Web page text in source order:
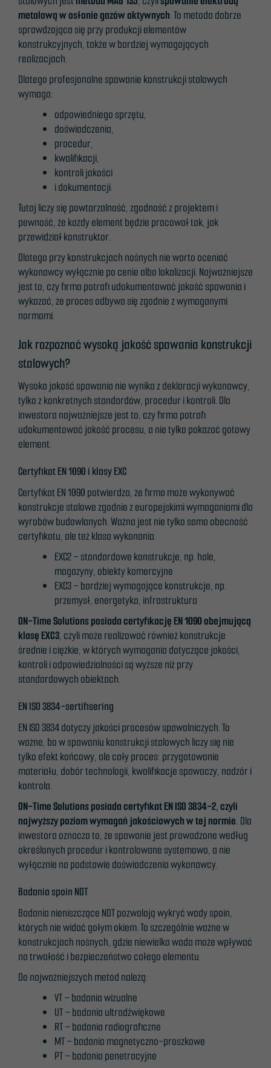
metalową w osłonie gazów aktywnych. To metoda dobrze
sprawdzająca się przy produkcji elementów
konstrukcyjnych, także w bardziej wymagających
realizacjach.
Dlatego profesjonalne spawanie konstrukcji stalowych
wymaga:
odpowiedniego sprzętu,
doświadczenia,
procedur,
kwalifikacji,
kontroli jakości
i dokumentacji.
Tutaj liczy się powtarzalność, zgodność z projektem i
pewność, że każdy element będzie pracował tak, jak
przewidział konstruktor.
Dlatego przy konstrukcjach nośnych nie warto oceniać
wykonawcy wyłącznie po cenie albo lokalizacji. Najważniejsze
jest to, czy firma potrafi udokumentować jakość spawania i
wykazać, że proces odbywa się zgodnie z wymaganymi
normami.
Jak rozpoznać wysoką jakość spawania konstrukcji
stalowych?
Wysoka jakość spawania nie wynika z deklaracji wykonawcy,
tylko z konkretnych standardów, procedur i kontroli. Dla
inwestora najważniejsze jest to, czy firma potrafi
udokumentować jakość procesu, a nie tylko pokazać gotowy
element.
Certyfikat EN 1090 i klasy EXC
Certyfikat EN 1090 potwierdza, że firma może wykonywać
konstrukcje stalowe zgodnie z europejskimi wymaganiami dla
wyrobów budowlanych. Ważna jest nie tylko sama obecność
certyfikatu, ale też klasa wykonania.
EXC2 – standardowe konstrukcje, np. hale,
magazyny, obiekty komercyjne
EXC3 – bardziej wymagające konstrukcje, np.
przemysł, energetyka, infrastruktura
ON-Time Solutions posiada certyfikację EN 1090 obejmującą
klasę EXC3, czyli może realizować również konstrukcje
średnie i ciężkie, w których wymagania dotyczące jakości,
kontroli i odpowiedzialności są wyższe niż przy
standardowych obiektach.
EN ISO 3834-sertifisering
EN ISO 3834 dotyczy jakości procesów spawalniczych. To
ważne, bo w spawaniu konstrukcji stalowych liczy się nie
tylko efekt końcowy, ale cały proces: przygotowanie
materiału, dobór technologii, kwalifikacje spawaczy, nadzór i
kontrola.
ON-Time Solutions posiada certyfikat EN ISO 3834-2, czyli
najwyższy poziom wymagań jakościowych w tej normie. Dla
inwestora oznacza to, że spawanie jest prowadzone według
określonych procedur i kontrolowane systemowo, a nie
wyłącznie na podstawie doświadczenia wykonawcy.
Badania spoin NDT
Badania nieniszczące NDT pozwalają wykryć wady spoin,
których nie widać gołym okiem. To szczególnie ważne w
konstrukcjach nośnych, gdzie niewielka wada może wpływać
na trwałość i bezpieczeństwo całego elementu.
Do najważniejszych metod należą:
VT – badania wizualne
UT – badania ultradźwiękowe
RT – badania radiograficzne
MT – badania magnetyczno-proszkowe
PT – badania penetracyjne